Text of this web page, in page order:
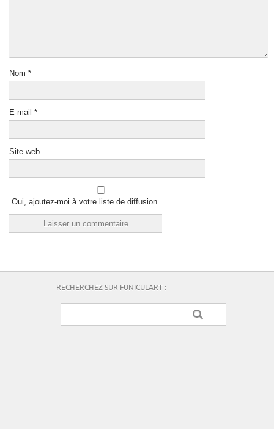
Nom *
E-mail *
Site web
Oui, ajoutez-moi à votre liste de diffusion.
RECHERCHEZ SUR FUNICULART :